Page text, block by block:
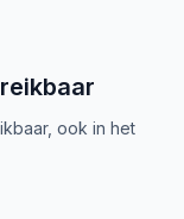
ook in het